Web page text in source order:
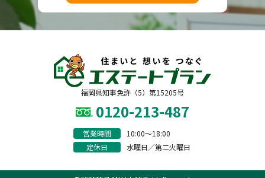
福岡県知事免許（5）第15205号
0120-213-487
営業時間
10:00〜18:00
定休日
水曜日／第二火曜日